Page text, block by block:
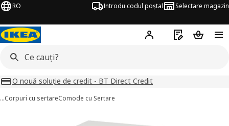
RO Introdu codul poștal Selectare magazin
Hej! Autentifică-te
Listă deCoșul de
O nouă soluție de credit - BT Direct Credit
…Corpuri cu sertareComode cu Sertare